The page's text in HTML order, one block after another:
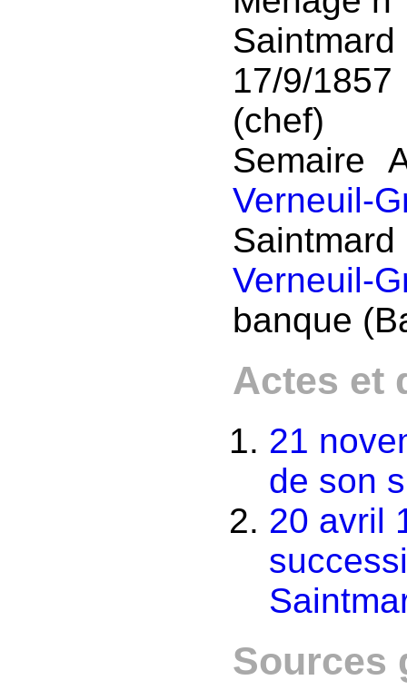
17/9/
(chef)
Semaire
Verneuil-
Verneuil-
banque
Actes et
21
de son
20 avril
Sources